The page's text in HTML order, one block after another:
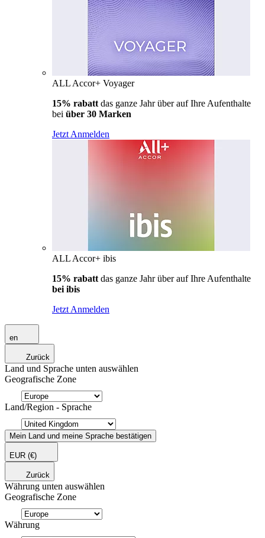
ALL Accor+ Voyager
15% rabatt das ganze Jahr über auf Ihre Aufenthalte
bei über 30 Marken
Jetzt Anmelden
ALL Accor+ ibis
15% rabatt das ganze Jahr über auf Ihre Aufenthalte
bei ibis
Jetzt Anmelden
en
Zurück
Land und Sprache unten auswählen
Geografische Zone
Land/Region - Sprache
Mein Land und meine Sprache bestätigen
EUR (€)
Zurück
Währung unten auswählen
Geografische Zone
Währung